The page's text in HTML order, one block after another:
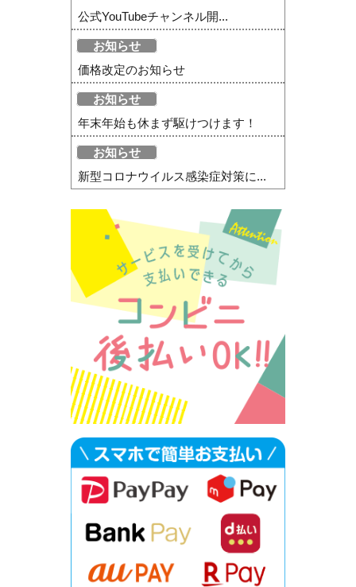
公式YouTubeチャンネル開...
お知らせ
価格改定のお知らせ
お知らせ
年末年始も休まず駆けつけます！
お知らせ
新型コロナウイルス感染症対策に...